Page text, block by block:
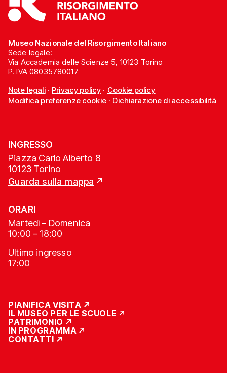
Museo Nazionale del Risorgimento Italiano
Sede legale:
Via Accademia delle Scienze 5, 10123 Torino
P. IVA 08035780017
Note legali· Privacy policy · Cookie policy
Modifica preferenze cookie· Dichiarazione di accessibilità
INGRESSO
Piazza Carlo Alberto 8
10123 Torino
Guarda sulla mappa
ORARI
Martedì – Domenica
10:00 – 18:00
Ultimo ingresso
17:00
PIANIFICA VISITA
IL MUSEO PER LE SCUOLE
PATRIMONIO
IN PROGRAMMA
CONTATTI